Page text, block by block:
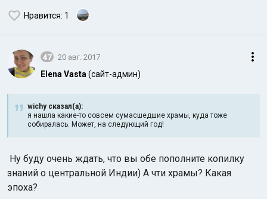
Нравится: 1
47 20 авг. 2017
Elena Vasta (сайт-админ)
wichy сказал(а):
я нашла какие-то совсем сумасшедшие храмы, куда тоже
собиралась. Может, на следующий год!
Ну буду очень ждать, что вы обе пополните копилку
знаний о центральной Индии) А чти храмы? Какая
эпоха?